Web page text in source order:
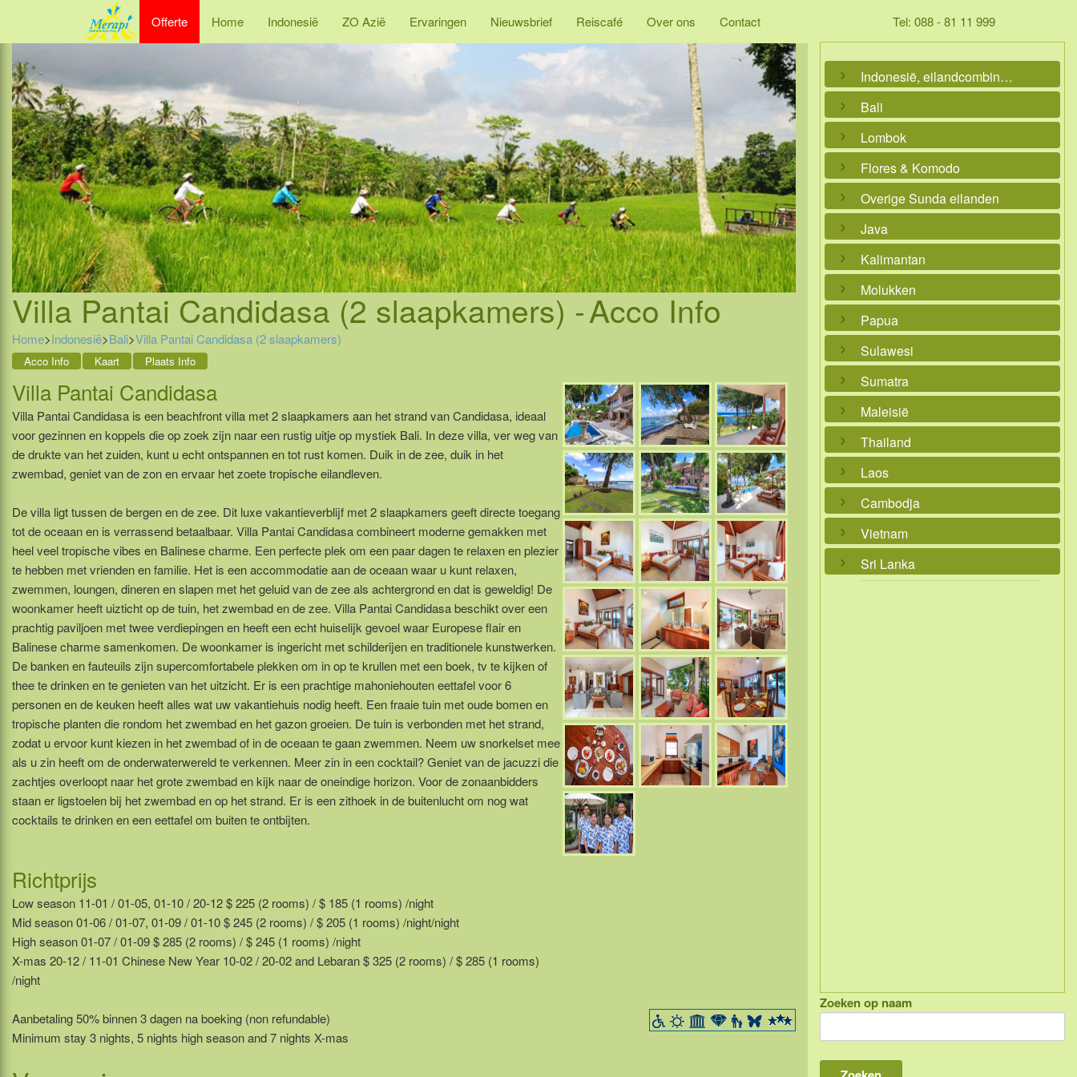
Offerte Home Indonesië ZO Azië Ervaringen Nieuwsbrief Reiscafé Over ons Contact Tel: 088 - 81 11 999
Villa Pantai Candidasa (2 slaapkamers) -Acco Info
Home>Indonesië>Bali>Villa Pantai Candidasa (2 slaapkamers)
Acco Info Kaart Plaats Info
Villa Pantai Candidasa
Villa Pantai Candidasa is een beachfront villa met 2 slaapkamers aan het strand van Candidasa, ideaal
voor gezinnen en koppels die op zoek zijn naar een rustig uitje op mystiek Bali. In deze villa, ver weg van
de drukte van het zuiden, kunt u echt ontspannen en tot rust komen. Duik in de zee, duik in het
zwembad, geniet van de zon en ervaar het zoete tropische eilandleven.
De villa ligt tussen de bergen en de zee. Dit luxe vakantieverblijf met 2 slaapkamers geeft directe toegang
tot de oceaan en is verrassend betaalbaar. Villa Pantai Candidasa combineert moderne gemakken met
heel veel tropische vibes en Balinese charme. Een perfecte plek om een ​​paar dagen te relaxen en plezier
te hebben met vrienden en familie. Het is een accommodatie aan de oceaan waar u kunt relaxen,
zwemmen, loungen, dineren en slapen met het geluid van de zee als achtergrond en dat is geweldig! De
woonkamer heeft uizticht op de tuin, het zwembad en de zee. Villa Pantai Candidasa beschikt over een
prachtig paviljoen met twee verdiepingen en heeft een echt huiselijk gevoel waar Europese flair en
Balinese charme samenkomen. De woonkamer is ingericht met schilderijen en traditionele kunstwerken.
De banken en fauteuils zijn supercomfortabele plekken om in op te krullen met een boek, tv te kijken of
thee te drinken en te genieten van het uitzicht. Er is een prachtige mahoniehouten eettafel voor 6
personen en de keuken heeft alles wat uw vakantiehuis nodig heeft. Een fraaie tuin met oude bomen en
tropische planten die rondom het zwembad en het gazon groeien. De tuin is verbonden met het strand,
zodat u ervoor kunt kiezen in het zwembad of in de oceaan te gaan zwemmen. Neem uw snorkelset mee
als u zin heeft om de onderwaterwereld te verkennen. Meer zin in een cocktail? Geniet van de jacuzzi die
zachtjes overloopt naar het grote zwembad en kijk naar de oneindige horizon. Voor de zonaanbidders
staan er ligstoelen bij het zwembad en op het strand. Er is een zithoek in de buitenlucht om nog wat
cocktails te drinken en een eettafel om buiten te ontbijten.
Richtprijs
Low season 11-01 / 01-05, 01-10 / 20-12 $ 225 (2 rooms) / $ 185 (1 rooms) /night
Mid season 01-06 / 01-07, 01-09 / 01-10 $ 245 (2 rooms) / $ 205 (1 rooms) /night/night
High season 01-07 / 01-09 $ 285 (2 rooms) / $ 245 (1 rooms) /night
X-mas 20-12 / 11-01 Chinese New Year 10-02 / 20-02 and Lebaran $ 325 (2 rooms) / $ 285 (1 rooms)
/night
Aanbetaling 50% binnen 3 dagen na boeking (non refundable)
Minimum stay 3 nights, 5 nights high season and 7 nights X-mas
Indonesië, eilandcombinaties
Bali
Lombok
Flores & Komodo
Overige Sunda eilanden
Java
Kalimantan
Molukken
Papua
Sulawesi
Sumatra
Maleisië
Thailand
Laos
Cambodja
Vietnam
Sri Lanka
Zoeken op naam